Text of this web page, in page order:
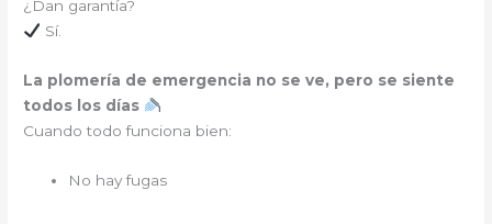
¿Dan garantía?
Sí.
La plomería de emergencia no se ve, pero se siente
todos los días
Cuando todo funciona bien:
No hay fugas